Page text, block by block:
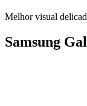
Melhor visual
Samsung